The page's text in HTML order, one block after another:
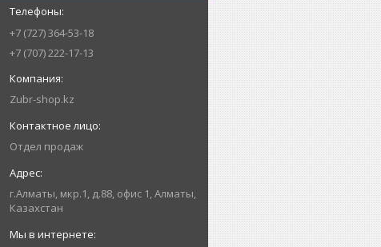
+7 (727) 364-53-18
+7 (707) 222-17-13
Zubr-shop.kz
Отдел продаж
г.Алматы, мкр.1, д.88, офис 1, Алматы,
Казахстан